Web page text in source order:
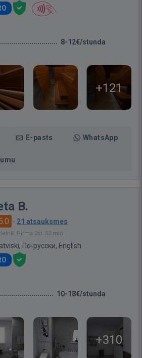
8-12€/stunda
+121
E-pasts WhatsApp
B.
· 21 atsauksmes
Pirms 2st. 53 min.
По-русски, English
10-18€/stunda
+310